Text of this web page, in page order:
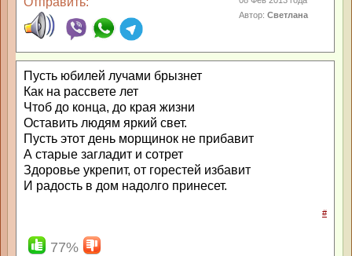
Автор:Светлана
Пусть юбилей лучами брызнет
Как на рассвете лет
Чтоб до конца, до края жизни
Оставить людям яркий свет.
Пусть этот день морщинок не прибавит
А старые загладит и сотрет
Здоровье укрепит, от горестей избавит
И радость в дом надолго принесет.
#
77%